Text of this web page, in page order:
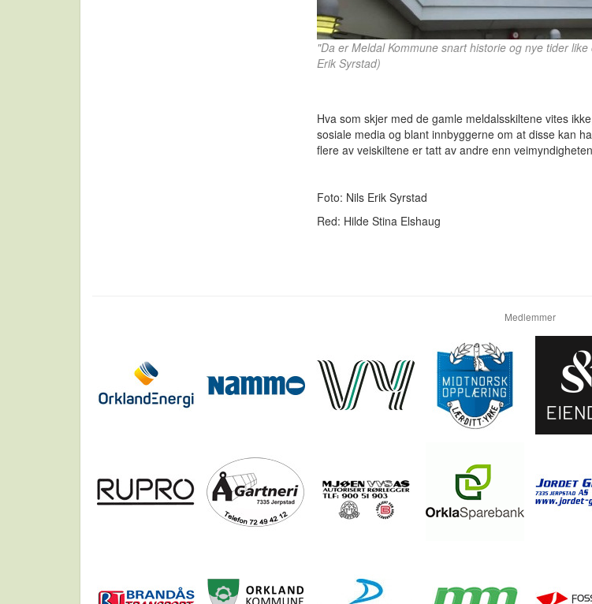
"Da er Meldal Kommune snart historie og nye tider
Erik Syrstad)
Hva som skjer med de gamle meldalsskiltene vites
sosiale media og blant innbyggerne om at disse kan
flere av veiskiltene er tatt av andre enn
Foto: Nils Erik Syrstad
Red: Hilde Stina Elshaug
Medlemmer